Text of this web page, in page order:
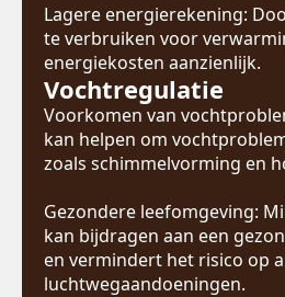
Lagere energierekening:
te verbruiken voor
energiekosten aanzienlijk.
Vochtregulatie
Voorkomen van
kan helpen om
zoals schimmelvorming en
Gezondere leefomgeving:
kan bijdragen aan een
en vermindert het risico op
luchtwegaandoeningen.